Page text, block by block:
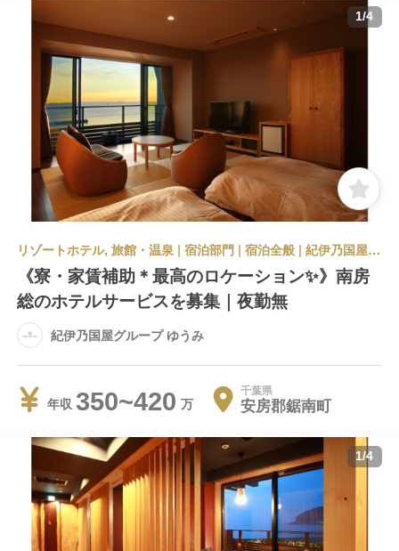
1/4
リゾートホテル, 旅館・温泉 | 宿泊部門 | 宿泊全般 | 紀伊乃国屋グループ ゆうみ
《寮・家賃補助＊最高のロケーション✨》南房
総のホテルサービスを募集｜夜勤無
紀伊乃国屋グループ ゆうみ
年収 350~420 千葉県
安房郡鋸南町
1/4